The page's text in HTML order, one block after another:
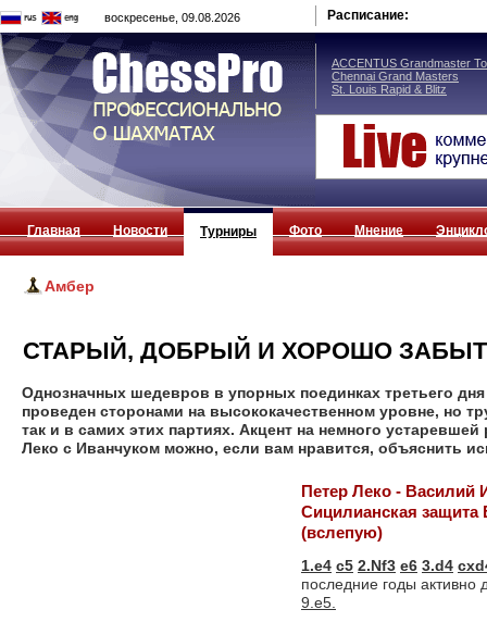
воскресенье, 09.08.2026 Расписание:
ACCENTUS Grandmaster
Chennai Grand Masters
St. Louis Rapid & Blitz
Главная Новости Турниры Фото Мнение
Амбер
СТАРЫЙ, ДОБРЫЙ И ХОРОШО
Однозначных шедевров в упорных поединках третьего
проведен сторонами на высококачественном уровне, но
так и в самих этих партиях. Акцент на немного
Леко с Иванчуком можно, если вам нравится, объяснить
Петер Леко - Василий
Сицилианская защита
(вслепую)
1.e4 c5 2.Nf3 e6 3.d4
последние годы активно
9.e5.